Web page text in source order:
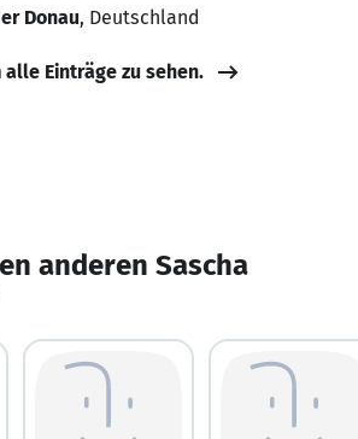
Donau, Deutschland
alle Einträge zu sehen.
anderen Sascha